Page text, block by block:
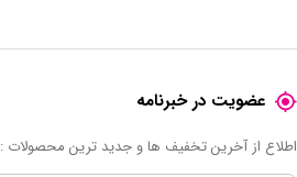
عضویت در خبرنامه
اطلاع از آخرین تخفیف ها و جدید ترین محصولات :